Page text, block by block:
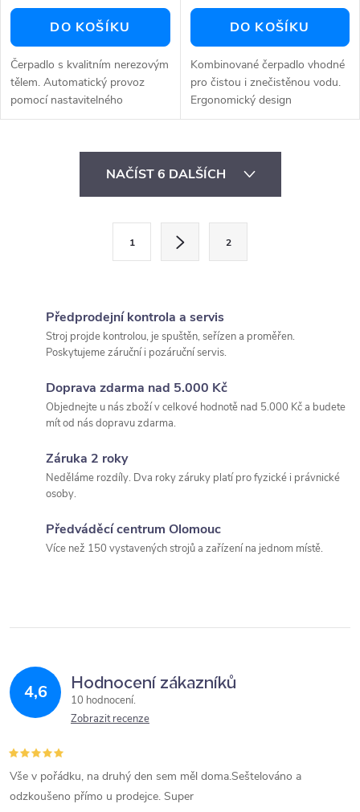
DO KOŠÍKU
Čerpadlo s kvalitním nerezovým
tělem. Automatický provoz
pomocí nastavitelného
plovákového spínače. Vysoce
dlouhou životnostErgonomický
DO KOŠÍKU
Kombinované čerpadlo vhodné
pro čistou i znečistěnou vodu.
Ergonomický design
rukojetiKvalitní těsnění zaručuje
provoz pomocí nastavitelného...
i
s
u
NAČÍST 6 DALŠÍCH
1 2
Předprodejní kontrola a servis
Stroj projde kontrolou, je spuštěn, seřízen a proměřen.
Poskytujeme záruční i pozáruční servis.
Doprava zdarma nad 5.000 Kč
Objednejte u nás zboží v celkové hodnotě nad 5.000 Kč a budete
mít od nás dopravu zdarma.
Záruka 2 roky
Neděláme rozdíly. Dva roky záruky platí pro fyzické i právnické
osoby.
Předváděcí centrum Olomouc
Více než 150 vystavených strojů a zařízení na jednom místě.
4,6 Hodnocení zákazníků
10 hodnocení
Zobrazit recenze
Vše v pořádku, na druhý den sem měl doma.Seštelováno a
odzkoušeno přímo u prodejce. Super